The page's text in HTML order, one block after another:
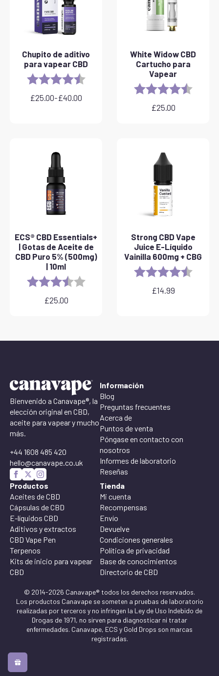
Chupito de aditivo
para vapear CBD
Rating: 4.8 out of 5 stars
£25.00-£40.00
Rango
hasta
£40.00
White Widow CBD
Cartucho para
Vapear
Rating: 4.6 out
£25.00
ECS® CBD Essentials+
| Gotas de Aceite de
CBD Puro 5% (500mg)
| 10ml
Rating: 3.8 out of 5 stars
£25.00
Strong CBD Vape
Juice E-Líquido
Vainilla 600mg + CBG
Rating: 4.6 out
£14.99
Bienvenido a Canavape®, la
elección original en CBD,
aceite para vapear y mucho
más.
+44 1608 485 420
hello@canavape.co.uk
Información
Blog
Preguntas frecuentes
Acerca de
Puntos de venta
Póngase en contacto con
nosotros
Informes de laboratorio
Reseñas
Productos
Aceites de CBD
Cápsulas de CBD
E-líquidos CBD
Aditivos y extractos
CBD Vape Pen
Terpenos
Kits de inicio para vapear
CBD
Tienda
Mi cuenta
Recompensas
Envío
Devuelve
Condiciones generales
Política de privacidad
Base de conocimientos
Directorio de CBD
© 2014-2026 Canavape® todos los derechos reservados.
Los productos Canavape se someten a pruebas de laboratorio
realizadas por terceros y no infringen la Ley de Uso Indebido de
Drogas de 1971, no sirven para diagnosticar ni tratar
enfermedades. Canavape, ECS y Gold Drops son marcas
registradas.